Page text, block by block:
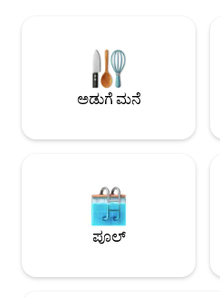
ಸೆಪ್ಟೆಂಬರ್‌ವರೆಗೆ ತೆರೆದಿರುವ ದೊಡ್ಡ
ಯುನಿಟ್ ವಾಷರ್/ಡ್ರೈಯರ್‌ನಲ್ಲಿ. ಬೀದಿಯುದ್ದಕ್ಕೂ
ಆಟದ ಮೈದಾನ ಮತ್ತು ಸಾರ್ವಜನಿಕ ಟೆನಿಸ್/
ಪಿಕ್ಕಲ್‌ಬಾಲ್ ಕೋರ್ಟ್‌ಗಳೊಂದಿಗೆ ಪಾರ್ಕ್
ಅಡುಗೆ ಮನೆ
ಪೂಲ್